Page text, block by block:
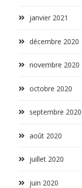
janvier 2021
décembre 2020
novembre 2020
octobre 2020
septembre 2020
août 2020
juillet 2020
juin 2020